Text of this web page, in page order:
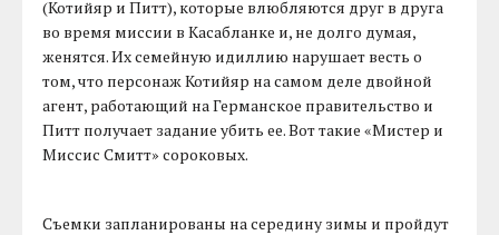
(Котийяр и Питт), которые влюбляются друг в друга
во время миссии в Касабланке и, не долго думая,
женятся. Их семейную идиллию нарушает весть о
том, что персонаж Котийяр на самом деле двойной
агент, работающий на Германское правительство и
Питт получает задание убить ее. Вот такие «Мистер и
Миссис Смитт» сороковых.
Съемки запланированы на середину зимы и пройдут